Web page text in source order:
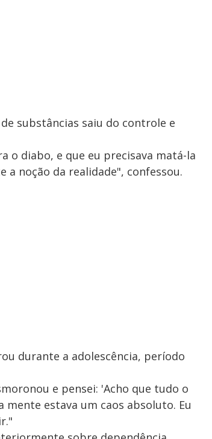
substâncias saiu do controle e
o diabo, e que eu precisava matá-la
noção da realidade", confessou.
durante a adolescência, período
e pensei: 'Acho que tudo o
estava um caos absoluto. Eu